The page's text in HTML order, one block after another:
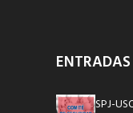
SPJ-